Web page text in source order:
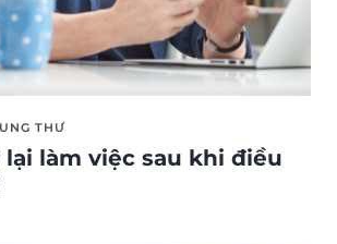
THƯ
làm việc sau khi điều